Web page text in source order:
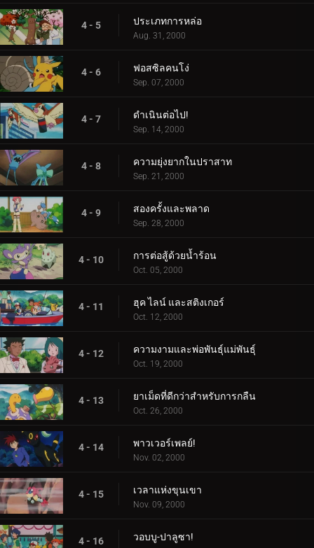
4 - 5 ประเภทการหล่อ
Aug. 31, 2000
4 - 6 ฟอสซิลคนโง่
Sep. 07, 2000
4 - 7 ดำเนินต่อไป!
Sep. 14, 2000
4 - 8 ความยุ่งยากในปราสาท
Sep. 21, 2000
4 - 9 สองครั้งและพลาด
Sep. 28, 2000
4 - 10 การต่อสู้ด้วยน้ำร้อน
Oct. 05, 2000
4 - 11 ฮุค ไลน์ และสติงเกอร์
Oct. 12, 2000
4 - 12 ความงามและพ่อพันธุ์แม่พันธุ์
Oct. 19, 2000
4 - 13 ยาเม็ดที่ดีกว่าสำหรับการกลืน
Oct. 26, 2000
4 - 14 พาวเวอร์เพลย์!
Nov. 02, 2000
4 - 15 เวลาแห่งขุนเขา
Nov. 09, 2000
4 - 16 วอบบู-ปาลูซา!